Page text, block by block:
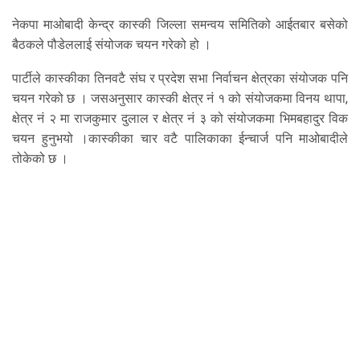
नेकपा माओबादी केन्द्र कास्की जिल्ला समन्वय समितिको आईतबार बसेको
बैठकले पौडेललाई संयोजक चयन गरेको हो ।
पार्टीले कास्कीका तिनवटै संघ र प्रदेश सभा निर्वाचन क्षेत्रका संयोजक पनि
चयन गरेको छ । जसअनुसार कास्की क्षेत्र नं १ को संयोजकमा विनय थापा,
क्षेत्र नं २ मा राजकुमार दुलाल र क्षेत्र नं ३ को संयोजकमा भिमबहादुर विक
चयन हुनुभयो ।कास्कीका चार वटै पालिकाका ईन्चार्ज पनि माओबादीले
तोकेको छ ।